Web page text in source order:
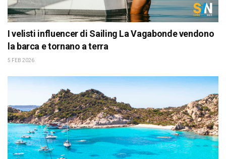
I velisti influencer di Sailing La Vagabonde vendono
la barca e tornano a terra
5 FEB 2026